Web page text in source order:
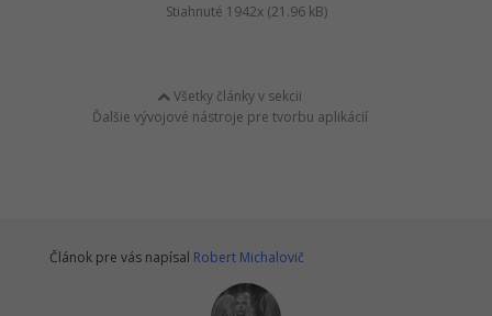
Stiahnuté 1942x (21.96 kB)
Všetky články v sekcii
Ďalšie vývojové nástroje pre tvorbu aplikácií
Článok pre vás napísal Robert Michalovič